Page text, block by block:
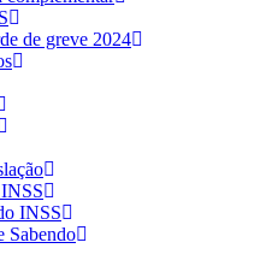
de greve 2024
INSS
Sabendo